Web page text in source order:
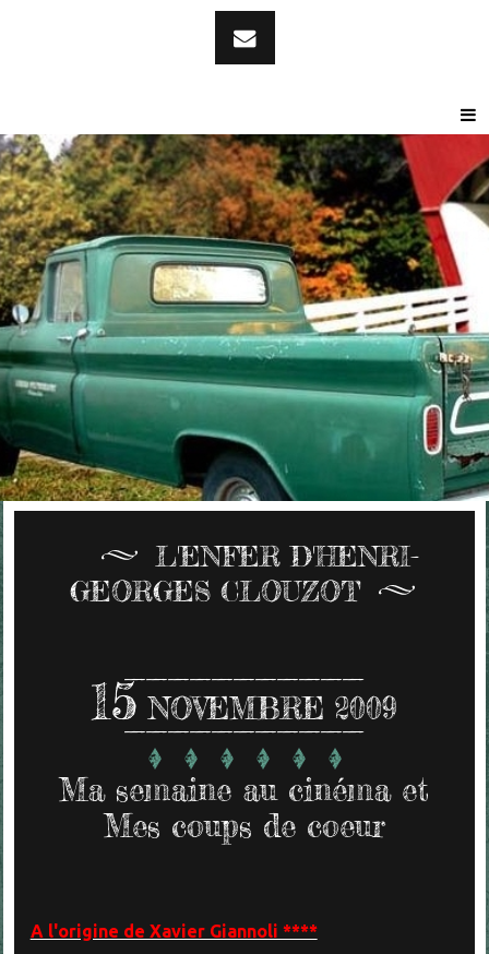
L'ENFER D'HENRI-
GEORGES CLOUZOT
15 NOVEMBRE 2009
Ma semaine au cinéma et
Mes coups de coeur
A l'origine de Xavier Giannoli ****